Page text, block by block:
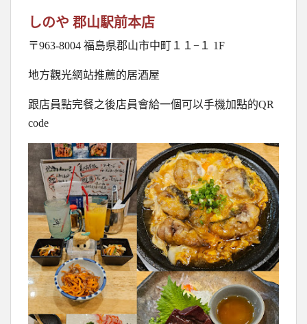
しのや 郡山駅前本店
〒963-8004 福島県郡山市中町１１−１ 1F
地方觀光網站推薦的居酒屋
跟店員點完餐之後店員會給一個可以手機加點的QR
code